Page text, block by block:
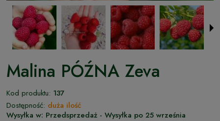
Malina PÓŹNA Zeva
Kod produktu: 137
Dostępność: duża ilość
Wysyłka w: Przedsprzedaż - Wysyłka po 25 września